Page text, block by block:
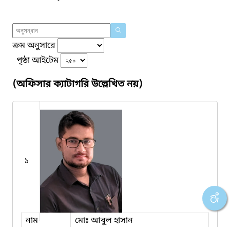
ক্রম অনুসারে
পৃষ্ঠা আইটেম
(অফিসার ক্যাটাগরি উল্লেখিত নয়)
১
নাম
মোঃ আবুল হাসান